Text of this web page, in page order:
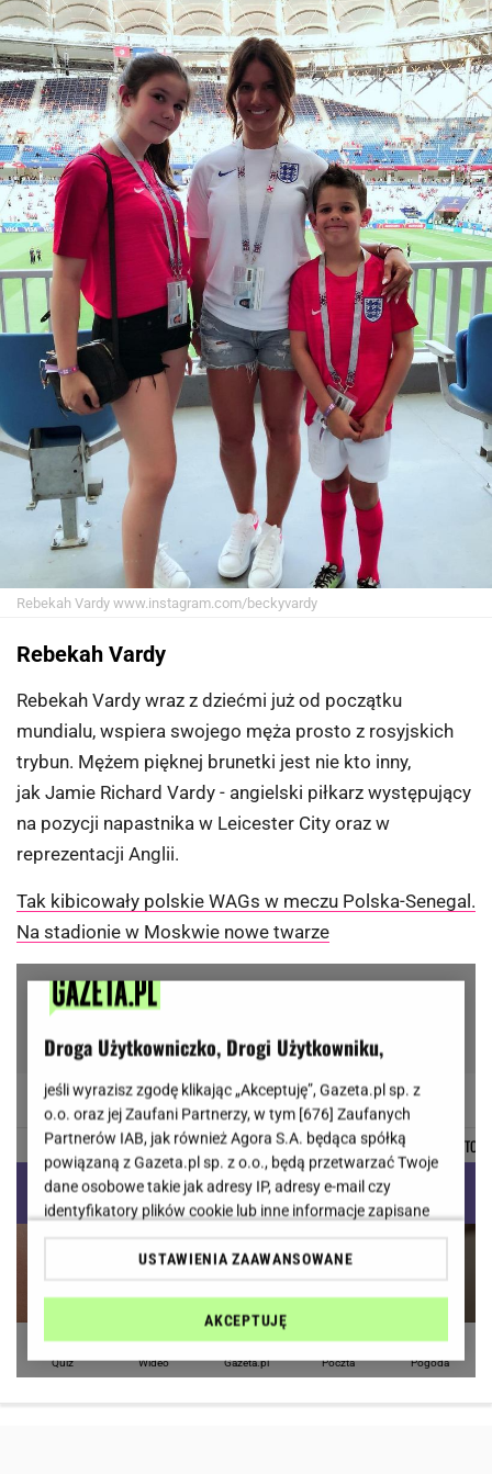
Rebekah Vardy www.instagram.com/beckyvardy
Rebekah Vardy
Rebekah Vardy wraz z dziećmi już od początku
mundialu, wspiera swojego męża prosto z rosyjskich
trybun. Mężem pięknej brunetki jest nie kto inny,
jak Jamie Richard Vardy - angielski piłkarz występujący
na pozycji napastnika w Leicester City oraz w
reprezentacji Anglii.
Tak kibicowały polskie WAGs w meczu Polska-Senegal.
Na stadionie w Moskwie nowe twarze